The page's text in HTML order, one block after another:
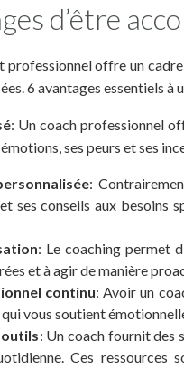
d’être
professionnel offre un
6 avantages essentiels à
: Un coach professionnel
ses peurs et ses
:
ses conseils aux besoins
: Le coaching permet
et à agir de manière
continu: Avoir un
qui vous soutient
: Un coach fournit des
Ces ressources